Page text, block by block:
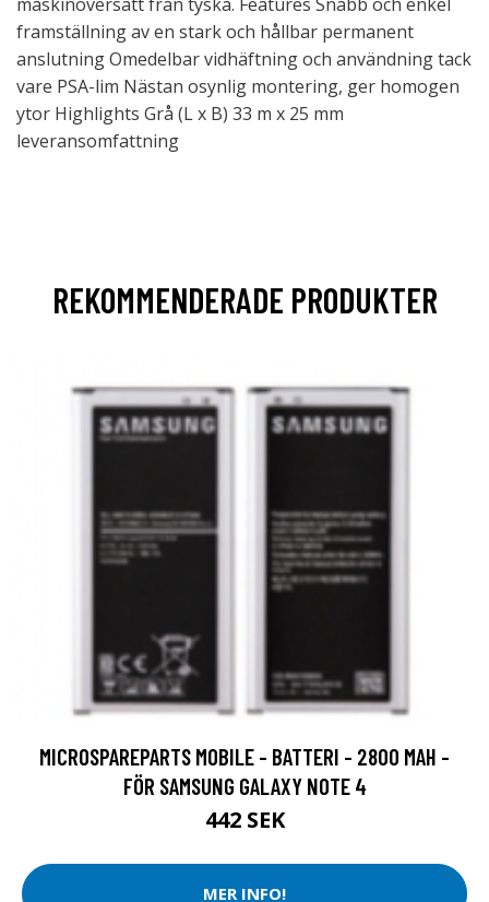
framställning av en stark och hållbar permanent
anslutning Omedelbar vidhäftning och användning tack
vare PSA-lim Nästan osynlig montering, ger homogen
ytor Highlights Grå (L x B) 33 m x 25 mm
leveransomfattning
REKOMMENDERADE PRODUKTER
MICROSPAREPARTS MOBILE - BATTERI - 2800 MAH -
FÖR SAMSUNG GALAXY NOTE 4
442 SEK
MER INFO!